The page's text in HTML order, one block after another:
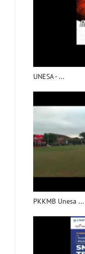
UNESA - ...
PKKMB Unesa ...